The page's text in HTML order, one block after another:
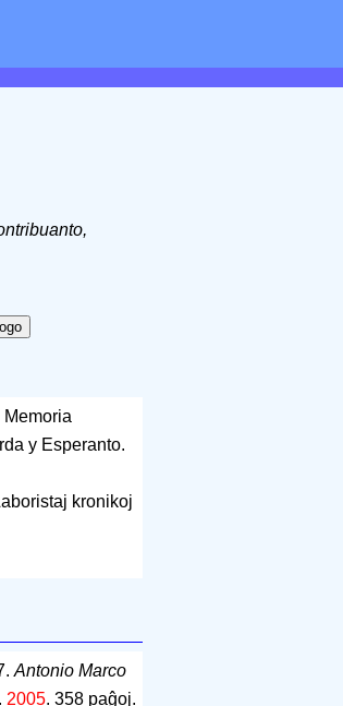
Memoria
y Esperanto.
kronikoj
Antonio Marco
2005.358 paĝoj.